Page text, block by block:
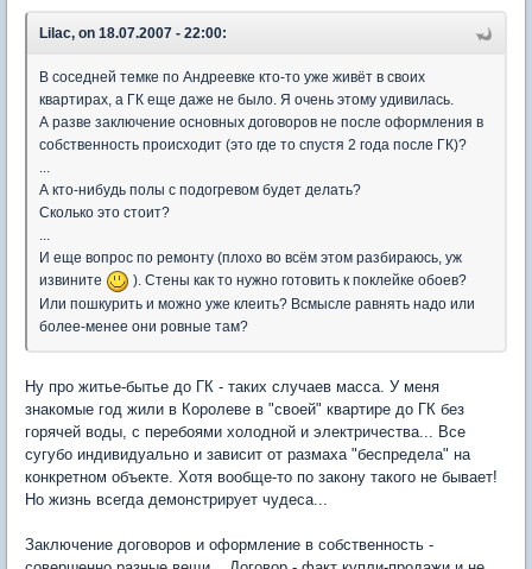
Lilac, on 18.07.2007 - 22:00:
В соседней темке по Андреевке кто-то уже живёт в своих
квартирах, а ГК еще даже не было. Я очень этому удивилась.
А разве заключение основных договоров не после оформления в
собственность происходит (это где то спустя 2 года после ГК)?
...
А кто-нибудь полы с подогревом будет делать?
Сколько это стоит?
...
И еще вопрос по ремонту (плохо во всём этом разбираюсь, уж
извините
). Стены как то нужно готовить к поклейке обоев?
Или пошкурить и можно уже клеить? Всмысле равнять надо или
более-менее они ровные там?
Ну про житье-бытье до ГК - таких случаев масса. У меня
знакомые год жили в Королеве в "своей" квартире до ГК без
горячей воды, с перебоями холодной и электричества... Все
сугубо индивидуально и зависит от размаха "беспредела" на
конкретном объекте. Хотя вообще-то по закону такого не бывает!
Но жизнь всегда демонстрирует чудеса...
Заключение договоров и оформление в собственность -